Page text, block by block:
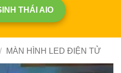
THÁI AIO
/ MÀN HÌNH LED ĐIỆN TỬ